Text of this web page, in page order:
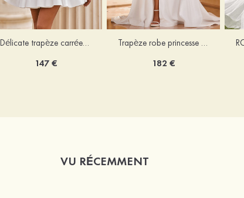
Délicate trapèze carrée satin courte/mini robe de mariée
147 €
Trapèze robe princesse épaule dénudée traîne chapelle satin robe de mariée
182 €
VU RÉCEMMENT